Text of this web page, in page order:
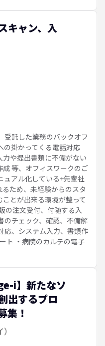
キャン、入
受託した業務のバックオフ
の掛かってくる電話対応
力や提出書類に不備がない
等、オフィスワークのご
ュアル化している+先輩社
ため、未経験からのスタ
とが出来る環境が整って
の注文受付、付随する入
のチェック、確認、不備解
応、システム入力、書類作
ト ・病院のカルテの電子
i】新たなソ
出するプロ
集！